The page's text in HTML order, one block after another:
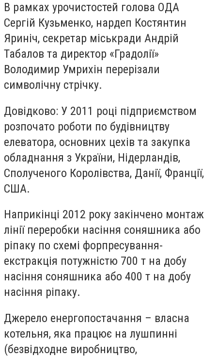
В рамках урочистостей голова ОДА
Сергій Кузьменко, нардеп Костянтин
Яриніч, секретар міськради Андрій
Табалов та директор «Градолії»
Володимир Умрихін перерізали
символічну стрічку.
Довідково: У 2011 році підприємством
розпочато роботи по будівництву
елеватора, основних цехів та закупка
обладнання з України, Нідерландів,
Сполученого Королівства, Данії, Франції,
США.
Наприкінці 2012 року закінчено монтаж
лінії переробки насіння соняшника або
ріпаку по схемі форпресування-
екстракція потужністю 700 т на добу
насіння соняшника або 400 т на добу
насіння ріпаку.
Джерело енергопостачання – власна
котельня, яка працює на лушпинні
(безвідходне виробництво,